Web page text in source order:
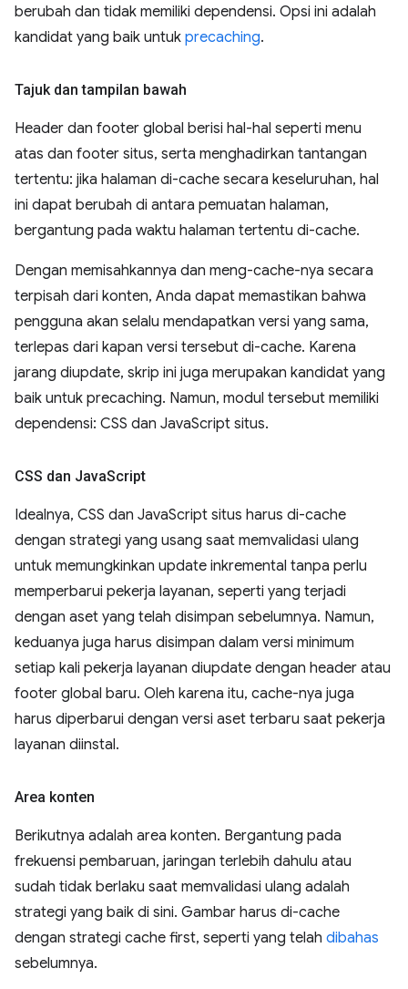
berubah dan tidak memiliki dependensi. Opsi ini adalah
kandidat yang baik untuk precaching.
Tajuk dan tampilan bawah
Header dan footer global berisi hal-hal seperti menu
atas dan footer situs, serta menghadirkan tantangan
tertentu: jika halaman di-cache secara keseluruhan, hal
ini dapat berubah di antara pemuatan halaman,
bergantung pada waktu halaman tertentu di-cache.
Dengan memisahkannya dan meng-cache-nya secara
terpisah dari konten, Anda dapat memastikan bahwa
pengguna akan selalu mendapatkan versi yang sama,
terlepas dari kapan versi tersebut di-cache. Karena
jarang diupdate, skrip ini juga merupakan kandidat yang
baik untuk precaching. Namun, modul tersebut memiliki
dependensi: CSS dan JavaScript situs.
CSS dan JavaScript
Idealnya, CSS dan JavaScript situs harus di-cache
dengan strategi yang usang saat memvalidasi ulang
untuk memungkinkan update inkremental tanpa perlu
memperbarui pekerja layanan, seperti yang terjadi
dengan aset yang telah disimpan sebelumnya. Namun,
keduanya juga harus disimpan dalam versi minimum
setiap kali pekerja layanan diupdate dengan header atau
footer global baru. Oleh karena itu, cache-nya juga
harus diperbarui dengan versi aset terbaru saat pekerja
layanan diinstal.
Area konten
Berikutnya adalah area konten. Bergantung pada
frekuensi pembaruan, jaringan terlebih dahulu atau
sudah tidak berlaku saat memvalidasi ulang adalah
strategi yang baik di sini. Gambar harus di-cache
dengan strategi cache first, seperti yang telah dibahas
sebelumnya.